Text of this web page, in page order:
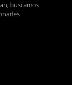
buscamos